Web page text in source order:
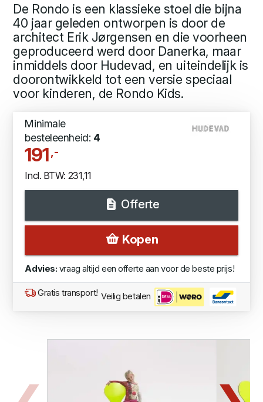
De Rondo is een klassieke stoel die bijna
40 jaar geleden ontworpen is door de
architect Erik Jørgensen en die voorheen
geproduceerd werd door Danerka, maar
inmiddels door Hudevad, en uiteindelijk is
doorontwikkeld tot een versie speciaal
voor kinderen, de Rondo Kids.
Minimale
besteleenheid: 4
191,-
Incl. BTW: 231,11
Offerte
Kopen
Advies: vraag altijd een offerte aan voor de beste prijs!
Gratis transport! Veilig betalen